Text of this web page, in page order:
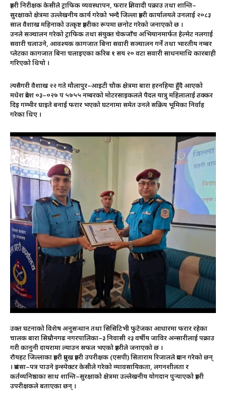
प्रहरी निरीक्षक केसीले ट्राफिक व्यवस्थापन, फरार प्रतिवादी पक्राउ तथा शान्ति–
सुरक्षाको क्षेत्रमा उल्लेखनीय कार्य गरेको भन्दै जिल्ला प्रहरी कार्यालयले उनलाई २०८३
साल वैशाख महिनाको उत्कृष्ट प्रहरीका रूपमा छनोट गरेको जनाएको छ ।
उनले सञ्चालन गरेको ट्राफिक तथा संयुक्त चेकजाँच अभियानमार्फत हेल्मेट नलगाई
सवारी चलाउने, आवश्यक कागजात बिना सवारी सञ्चालन गर्ने तथा भारतीय नम्बर
प्लेटका कागजात बिना चलाइएका करिब १ सय २० वटा सवारी साधनमाथि कारबाही
गरिएको थियो ।
त्यसैगरी वैशाख २२ गते मौलापुर–आइटी चौक क्षेत्रमा बारा हरनहिया हुँदै आएको
मधेश प्रदेश ०३–०२७ प ५७५५ नम्बरको मोटरसाइकलले पैदल यात्रु महिलालाई ठक्कर
दिइ गम्भीर घाइते बनाई फरार भएको घटनामा समेत उनले सक्रिय भूमिका निर्वाह
गरेका थिए ।
उक्त घटनाको विशेष अनुसन्धान तथा सिसिटिभी फुटेजका आधारमा फरार रहेका
चालक बारा सिम्रौनगढ नगरपालिका–३ निवासी २३ वर्षीय जाविर अन्सारीलाई पक्राउ
गरी कानुनी दायरामा ल्याउन सफल भएको प्रहरीले जनाएको छ ।
राैयहट जिल्लाका प्रहरी प्रमुख प्रहरी उपरीक्षक (एसपी) सिताराम रिजालले प्रदान गरेको छन्
। प्रशंसा–पत्र पाउने इन्स्पेक्टर केसीले गरेको व्यावसायिकता, लगनशीलता र
कर्तव्यनिष्ठाका साथ शान्ति–सुरक्षाको क्षेत्रमा उल्लेखनीय योगदान पुर्‍याएको प्रहरी
उपरीक्षकले बताएका छन् ।